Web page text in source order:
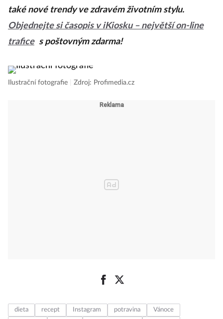
také nové trendy ve zdravém životním stylu.
Objednejte si časopis v iKiosku – největší on-line
trafice s poštovným zdarma!
Ilustrační fotografie Zdroj: Profimedia.cz
dieta recept Instagram potravina
Vánoce